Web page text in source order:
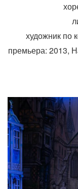
художник по
премьера: 2013,